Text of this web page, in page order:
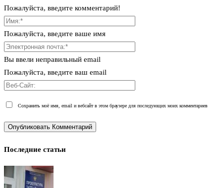
Пожалуйста, введите комментарий!
Пожалуйста, введите ваше имя
Вы ввели неправильный email
Пожалуйста, введите ваш email
Сохранить моё имя, email и вебсайт в этом браузере для последующих моих комментариев
Последние статьи